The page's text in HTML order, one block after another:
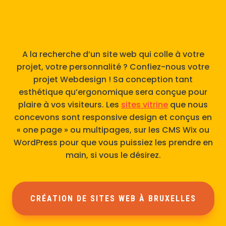
A la recherche d’un site web qui colle à votre
projet, votre personnalité ? Confiez-nous votre
projet Webdesign ! Sa conception tant
esthétique qu’ergonomique sera conçue pour
plaire à vos visiteurs. Les sites vitrine que nous
concevons sont responsive design et conçus en
« one page » ou multipages, sur les CMS Wix ou
WordPress pour que vous puissiez les prendre en
main, si vous le désirez.
CRÉATION DE SITES WEB À BRUXELLES